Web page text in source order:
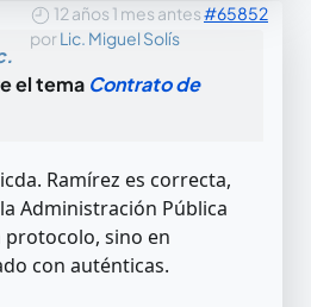
12 años 1 mes antes#65852
porLic. Miguel Solís
el tema Contrato de
Ramírez es correcta,
Administración Pública
protocolo, sino en
con auténticas.